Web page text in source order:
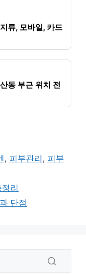
류, 모바일, 카드
동 부근 위치 전
, 피부관리 , 피부
리
단점